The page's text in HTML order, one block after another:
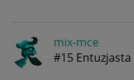
mix-mce
#15 Entuzjasta